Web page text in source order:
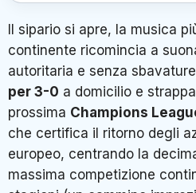
Il sipario si apre, la musica
continente ricomincia a
autoritaria e senza
per 3-0 a domicilio e
prossima Champions
che certifica il ritorno degli
europeo, centrando la
massima competizione